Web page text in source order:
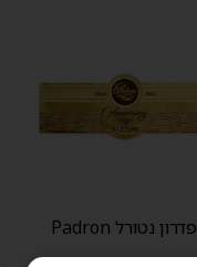
פדרון נטורל Padron